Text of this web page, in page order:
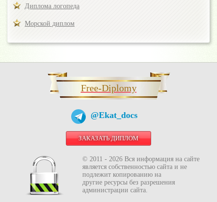
Диплома логопеда
Морской диплом
Free-Diplomy
@Ekat_docs
ЗАКАЗАТЬ ДИПЛОМ
© 2011 - 2026 Вся информация на сайте
является собственностью сайта и не
подлежит копированию на
другие ресурсы без разрешения
администрации сайта.